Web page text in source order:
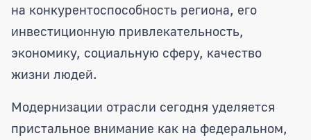
на конкурентоспособность региона, его
инвестиционную привлекательность,
экономику, социальную сферу, качество
жизни людей.
Модернизации отрасли сегодня уделяется
пристальное внимание как на федеральном,